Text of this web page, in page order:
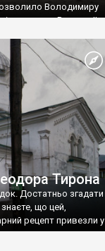
Володимиру
імператору Василю ІІ,
Русі. На честь
[…]
Тирона
Достатньо згадати
що цей,
рецепт привезли у